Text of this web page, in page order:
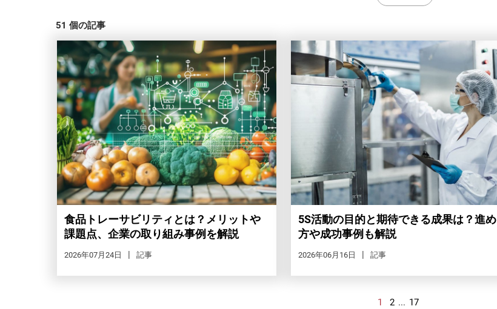
51 個の記事
食品トレーサビリティとは？メリットや
課題点、企業の取り組み事例を解説
2026年07月24日 記事
5S活動の目的と期待できる成果は？進め
方や成功事例も解説
2026年06月16日 記事
1 2 ... 17